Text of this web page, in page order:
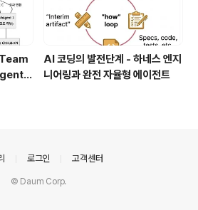
T
AI 코딩의 발전단계 - 하네스 엔지
니어링과 완전 자율형 에이전트
로그인 고객센터
© Daum Corp.